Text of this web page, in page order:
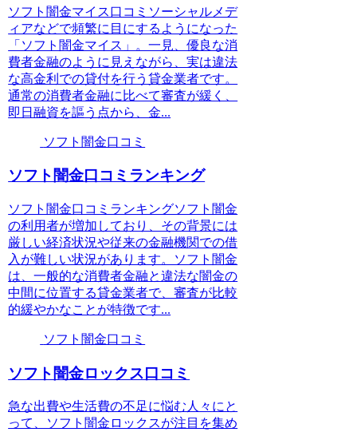
ソフト闇金マイス口コミソーシャルメデ
ィアなどで頻繁に目にするようになった
「ソフト闇金マイス」。一見、優良な消
費者金融のように見えながら、実は違法
な高金利での貸付を行う貸金業者です。
通常の消費者金融に比べて審査が緩く、
即日融資を謳う点から、金...
ソフト闇金口コミ
ソフト闇金口コミランキング
ソフト闇金口コミランキングソフト闇金
の利用者が増加しており、その背景には
厳しい経済状況や従来の金融機関での借
入が難しい状況があります。ソフト闇金
は、一般的な消費者金融と違法な闇金の
中間に位置する貸金業者で、審査が比較
的緩やかなことが特徴です...
ソフト闇金口コミ
ソフト闇金ロックス口コミ
急な出費や生活費の不足に悩む人々にと
って、ソフト闇金ロックスが注目を集め